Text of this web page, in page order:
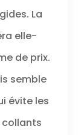
la
La
elle-
de prix.
semble
évite les
collants